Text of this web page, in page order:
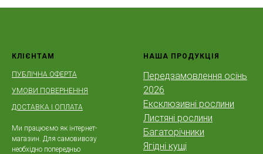
КЛІЄНТАМ
ПУБЛІЧНА ОФЕРТА
УМОВИ ПОВЕРНЕННЯ
ДОСТАВКА І ОПЛАТА
Ми працюємо як інтернет-
магазин. Для самовивозу
необхідно попередньо
НАША ПРОДУКЦІЯ
Передзамовлення осінь
2026
Ексклюзивні рослини
Листяні рослини
Багаторічники
Ягідні кущі